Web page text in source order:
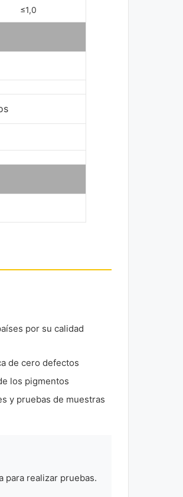
≤1,0
por su calidad
de cero defectos
los pigmentos
y pruebas de muestras
para realizar pruebas.